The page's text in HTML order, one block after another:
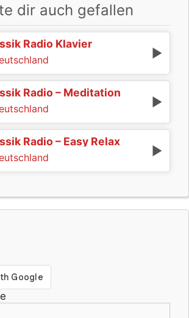
dir auch gefallen
Radio Klavier
Radio – Meditation
Radio – Easy Relax